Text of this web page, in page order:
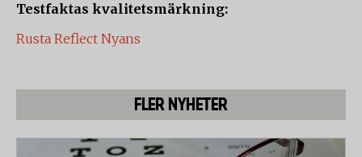
Testfaktas kvalitetsmärkning:
Rusta Reflect Nyans
FLER NYHETER